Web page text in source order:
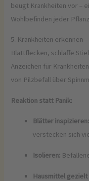
beugt Krankheiten vor –
Wohlbefinden jeder
5. Krankheiten erkennen
Blattflecken, schlaffe
Anzeichen für
von Pilzbefall über
Reaktion statt Panik:
Blätter inspizieren:
verstecken sich
Isolieren:
Hausmittel